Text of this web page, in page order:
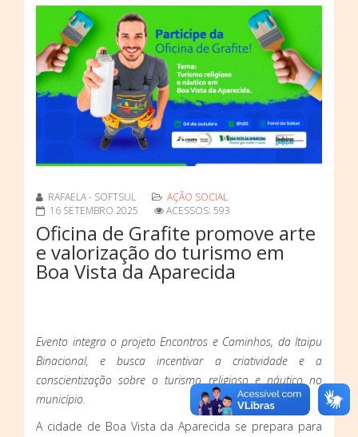
RAFAELA - SOFTSUL
AÇÃO SOCIAL
16 SETEMBRO 2025
ACESSOS: 593
Oficina de Grafite promove arte
e valorização do turismo em
Boa Vista da Aparecida
Evento integra o projeto Encontros e Caminhos, da Itaipu
Binacional, e busca incentivar a criatividade e a
conscientização sobre o turismo religioso e náutico no
município.
A cidade de Boa Vista da Aparecida se prepara para